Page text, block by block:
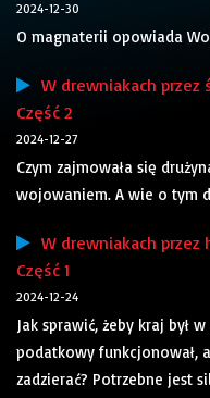
2024-12-30
O magnaterii opowiada
W drewniakach przez
Część 2
2024-12-27
Czym zajmowała się
wojowaniem. A wie o tym
W drewniakach przez
Część 1
2024-12-24
Jak sprawić, żeby kraj był
podatkowy funkcjonował,
zadzierać? Potrzebne jest